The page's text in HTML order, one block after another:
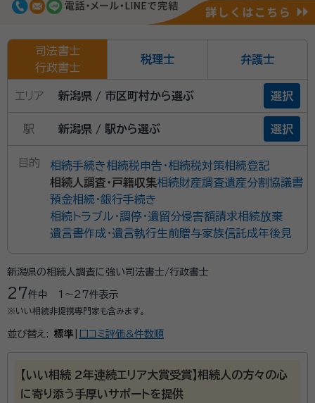
司法書士
行政書士
税理士 弁護士
エリア 新潟県 / 市区町村から選ぶ 選択
駅 新潟県 / 駅から選ぶ 選択
目的 相続手続き相続税申告・相続税対策相続登記
相続人調査・戸籍収集相続財産調査遺産分割協議書
預金相続・銀行手続き
相続トラブル・調停・遺留分侵害額請求相続放棄
遺言書作成・遺言執行生前贈与家族信託成年後見
新潟県の相続人調査に強い司法書士/行政書士
27件中 1〜27件表示
※いい相続非提携専門家も含みます。
並び替え: 標準 口コミ評価&件数順
【いい相続 2年連続エリア大賞受賞】相続人の方々の心
に寄り添う手厚いサポートを提供